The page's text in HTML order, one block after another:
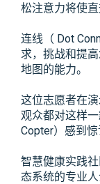
松注意力将使
连线（ Dot
求，挑战和提
地图的能力。
这位志愿者在
观众都对这样
Copter）感到惊
智慧健康实践
态系统的专业